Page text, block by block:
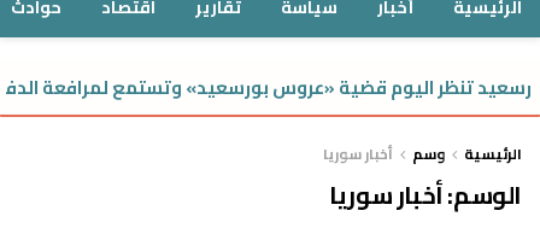
الرئيسية أخبار سياسة تقارير اقتصاد حوادث
تنظر اليوم قضية «عروس بورسعيد» وتستمع لمرافعة الدفاع
الرئيسية وسم أخبار سوريا
الوسم:أخبار سوريا